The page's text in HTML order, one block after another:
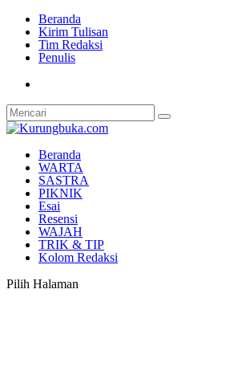
Beranda
Kirim Tulisan
Tim Redaksi
Penulis
Beranda
WARTA
SASTRA
PIKNIK
Esai
Resensi
WAJAH
TRIK & TIP
Kolom Redaksi
Pilih Halaman